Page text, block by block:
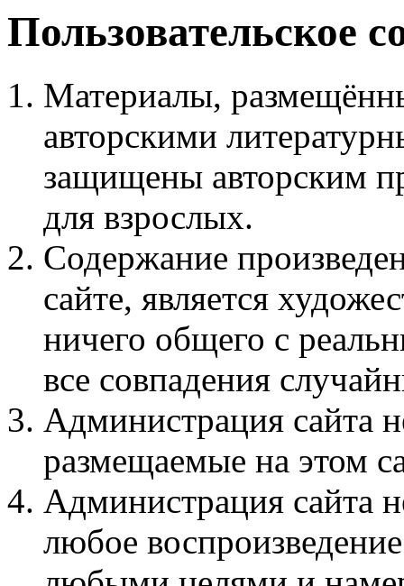
Пользовательское
Материалы,
авторскими
защищены авторским
для взрослых.
Содержание
сайте, является
ничего общего с
все совпадения
Администрация сайта
размещаемые на этом
Администрация сайта
любое